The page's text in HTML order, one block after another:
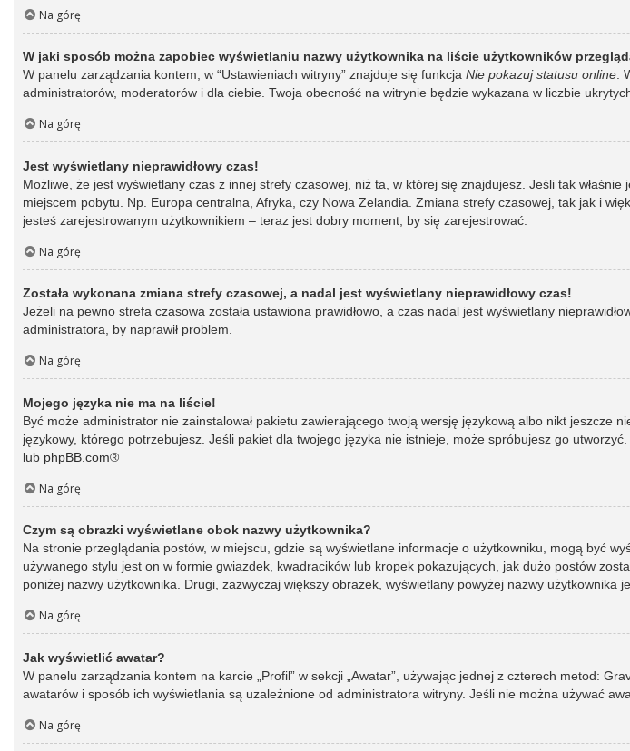
Na górę
W jaki sposób można zapobiec wyświetlaniu nazwy użytkownika na liście użytkowników
W panelu zarządzania kontem, w “Ustawieniach witryny” znajduje się funkcja Nie pokazuj statusu online .
administratorów, moderatorów i dla ciebie. Twoja obecność na witrynie będzie wykazana w liczbie
Na górę
Jest wyświetlany nieprawidłowy czas!
Możliwe, że jest wyświetlany czas z innej strefy czasowej, niż ta, w której się znajdujesz. Jeśli tak
miejscem pobytu. Np. Europa centralna, Afryka, czy Nowa Zelandia. Zmiana strefy czasowej, tak jak i
jesteś zarejestrowanym użytkownikiem – teraz jest dobry moment, by się zarejestrować.
Na górę
Została wykonana zmiana strefy czasowej, a nadal jest wyświetlany nieprawidłowy czas!
Jeżeli na pewno strefa czasowa została ustawiona prawidłowo, a czas nadal jest wyświetlany
administratora, by naprawił problem.
Na górę
Mojego języka nie ma na liście!
Być może administrator nie zainstalował pakietu zawierającego twoją wersję językową albo nikt jeszcze
językowy, którego potrzebujesz. Jeśli pakiet dla twojego języka nie istnieje, może spróbujesz go
lub phpBB.com®
Na górę
Czym są obrazki wyświetlane obok nazwy użytkownika?
Na stronie przeglądania postów, w miejscu, gdzie są wyświetlane informacje o użytkowniku, mogą być
używanego stylu jest on w formie gwiazdek, kwadracików lub kropek pokazujących, jak dużo postów
poniżej nazwy użytkownika. Drugi, zazwyczaj większy obrazek, wyświetlany powyżej nazwy
Na górę
Jak wyświetlić awatar?
W panelu zarządzania kontem na karcie „Profil” w sekcji „Awatar”, używając jednej z czterech metod:
awatarów i sposób ich wyświetlania są uzależnione od administratora witryny. Jeśli nie można używać
Na górę